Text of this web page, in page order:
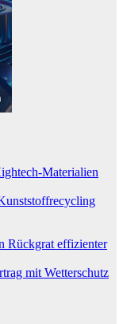
Materialien
Rückgrat effizienter
mit Wetterschutz